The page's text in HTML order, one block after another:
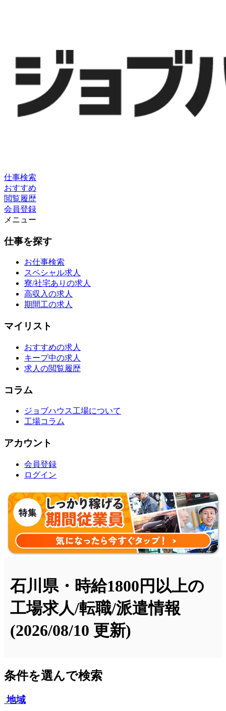
仕事検索
おすすめ
閲覧履歴
会員登録
メニュー
仕事を探す
お仕事検索
スペシャル求人
寮/社宅ありの求人
高収入の求人
期間工の求人
マイリスト
おすすめの求人
キープ中の求人
求人の閲覧履歴
コラム
ジョブハウス工場について
工場コラム
アカウント
会員登録
ログイン
石川県・時給1800円以上の
工場求人/転職/派遣情報
(2026/08/10 更新)
条件を選んで検索
地域